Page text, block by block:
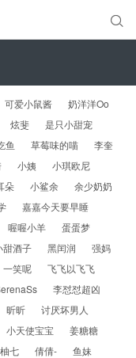

可爱小鼠酱
奶洋洋Oo
炫斐
是只小甜宠
鱼 草莓味的喵
李奎
小姨
小琪欧尼
朵 小鲨余
余少奶奶
嘉嘉今天要早睡
喔喔小羊
蛋蛋梦
甜酒子 黑闰润
强妈
一笑呢
飞飞以飞飞
李怼怼超凶
昕昕
讨厌坏男人
小天使宝宝
姜糖糖
七 倩倩-
鱼妹